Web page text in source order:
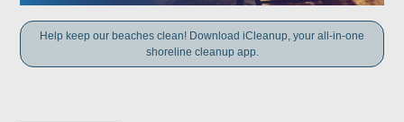
Help keep our beaches clean! Download iCleanup, your all-in-one
shoreline cleanup app.